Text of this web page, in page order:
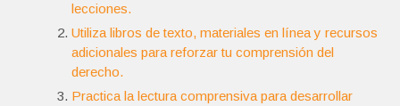
lecciones.
Utiliza libros de texto, materiales en línea y recursos
adicionales para reforzar tu comprensión del
derecho.
Practica la lectura comprensiva para desarrollar